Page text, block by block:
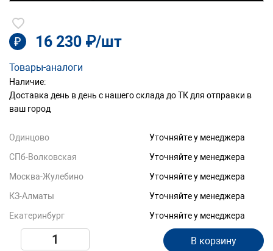
₽ 16 230 ₽/шт
Товары-аналоги
Наличие:
Доставка день в день с нашего склада до ТК для отправки в
ваш город
Одинцово
Уточняйте у менеджера
СПб-Волковская
Уточняйте у менеджера
Москва-Жулебино
Уточняйте у менеджера
КЗ-Алматы
Уточняйте у менеджера
Екатеринбург
Уточняйте у менеджера
В корзину